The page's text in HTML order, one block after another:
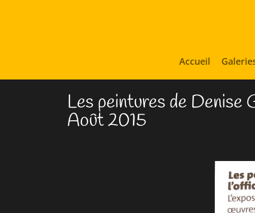
Accueil
Les peintures de Denise
Août 2015